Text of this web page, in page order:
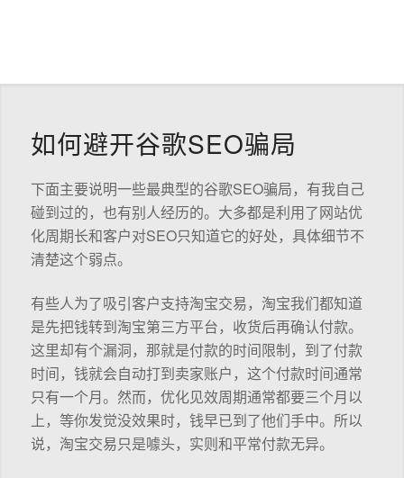
如何避开谷歌SEO骗局
下面主要说明一些最典型的谷歌SEO骗局，有我自己
碰到过的，也有别人经历的。大多都是利用了网站优
化周期长和客户对SEO只知道它的好处，具体细节不
清楚这个弱点。
有些人为了吸引客户支持淘宝交易，淘宝我们都知道
是先把钱转到淘宝第三方平台，收货后再确认付款。
这里却有个漏洞，那就是付款的时间限制，到了付款
时间，钱就会自动打到卖家账户，这个付款时间通常
只有一个月。然而，优化见效周期通常都要三个月以
上，等你发觉没效果时，钱早已到了他们手中。所以
说，淘宝交易只是噱头，实则和平常付款无异。